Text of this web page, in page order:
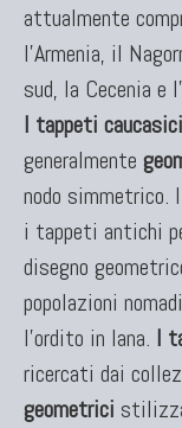
TAPPETI CLASSICI
Collezione
Collezione
Collezione
Collezione
attualmente
l'Armenia, il
sud, la Cecenia e
I tappeti
generalmente
nodo simmetrico.
i tappeti antichi
disegno
popolazioni
l'ordito in lana. I
ricercati dai
geometrici